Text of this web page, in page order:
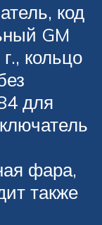
код
GM
кольцо
для
фара,
также